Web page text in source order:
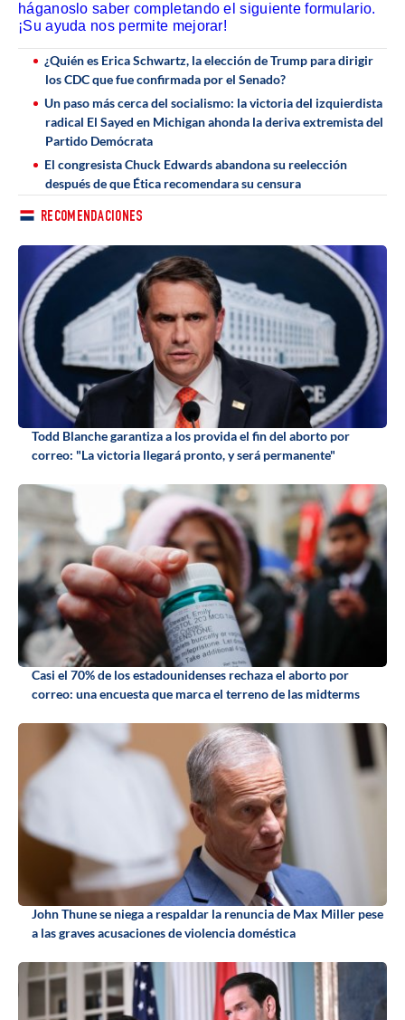
háganoslo saber completando el siguiente formulario.
¡Su ayuda nos permite mejorar!
¿Quién es Erica Schwartz, la elección de Trump para dirigir
los CDC que fue confirmada por el Senado?
Un paso más cerca del socialismo: la victoria del izquierdista
radical El Sayed en Michigan ahonda la deriva extremista del
Partido Demócrata
El congresista Chuck Edwards abandona su reelección
después de que Ética recomendara su censura
RECOMENDACIONES
Todd Blanche garantiza a los provida el fin del aborto por
correo: "La victoria llegará pronto, y será permanente"
Casi el 70% de los estadounidenses rechaza el aborto por
correo: una encuesta que marca el terreno de las midterms
John Thune se niega a respaldar la renuncia de Max Miller pese
a las graves acusaciones de violencia doméstica